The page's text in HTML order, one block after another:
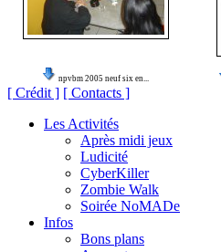
npvbm 2005 neuf six en...
[ Crédit ] [ Contacts ]
Les Activités
Après midi jeux
Ludicité
CyberKiller
Zombie Walk
Soirée NoMADe
Infos
Bons plans